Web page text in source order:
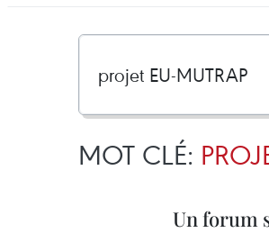
MOT CLÉ:
Un forum